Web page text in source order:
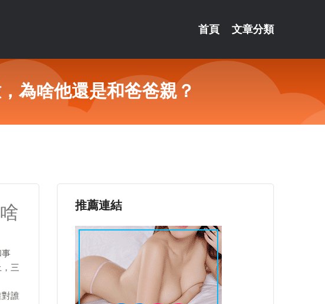
首頁 文章分類
為啥他還是和爸爸親？
事
三
誰
推薦連結